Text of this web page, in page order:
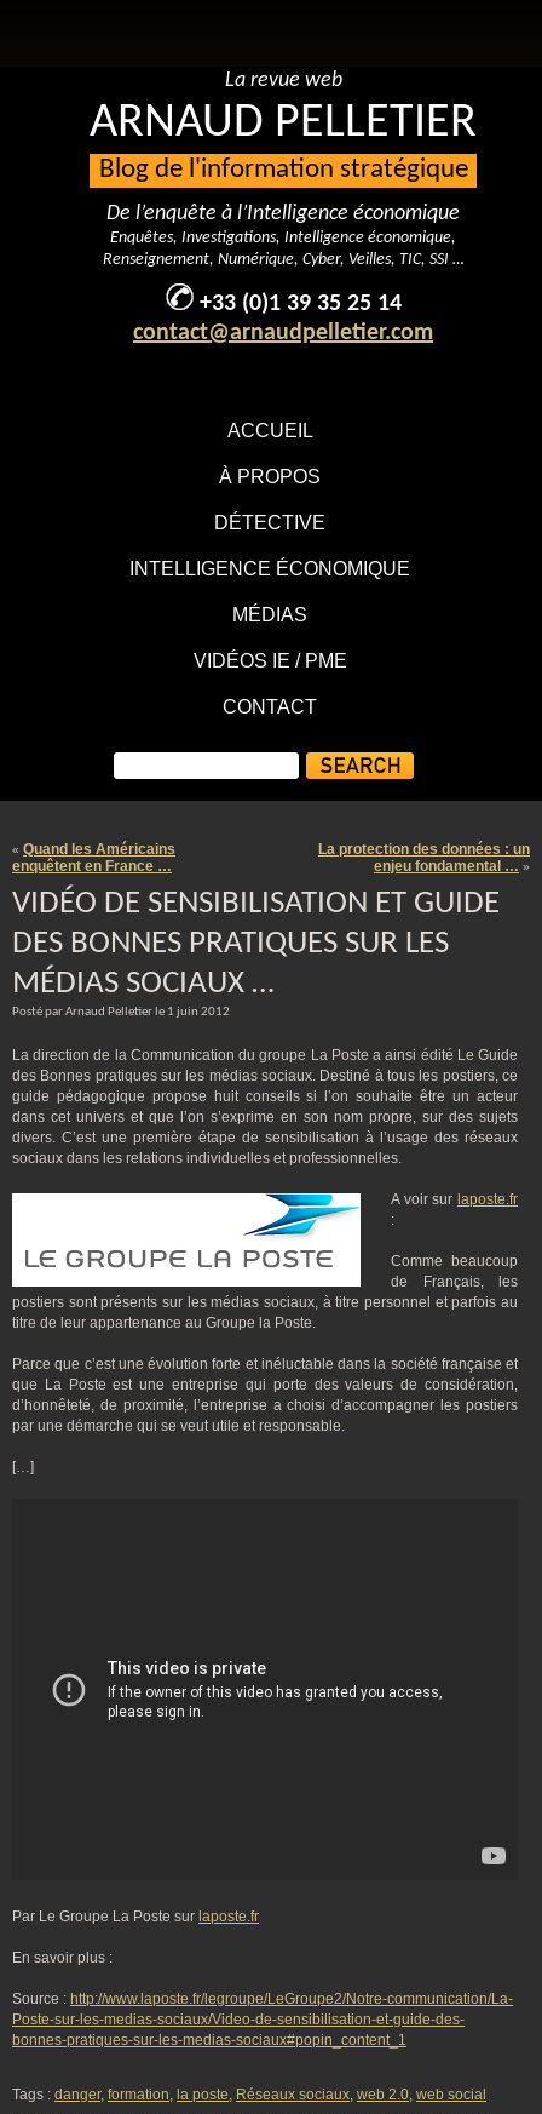
ACCUEIL
À PROPOS
DÉTECTIVE
INTELLIGENCE ÉCONOMIQUE
MÉDIAS
VIDÉOS IE / PME
CONTACT
La revue web
ARNAUD PELLETIER
Blog de l'information stratégique
De l’enquête à l’Intelligence économique
Enquêtes, Investigations, Intelligence économique,
Renseignement, Numérique, Cyber, Veilles, TIC, SSI …
+33 (0)1 39 35 25 14
contact@arnaudpelletier.com
« Quand les Américains
enquêtent en France …
La protection des données : un
enjeu fondamental … »
VIDÉO DE SENSIBILISATION ET GUIDE
DES BONNES PRATIQUES SUR LES
MÉDIAS SOCIAUX …
Posté par Arnaud Pelletier le 1 juin 2012
La direction de la Communication du groupe La Poste a ainsi édité Le Guide
des Bonnes pratiques sur les médias sociaux. Destiné à tous les postiers, ce
guide pédagogique propose huit conseils si l’on souhaite être un acteur
dans cet univers et que l’on s’exprime en son nom propre, sur des sujets
divers. C’est une première étape de sensibilisation à l’usage des réseaux
sociaux dans les relations individuelles et professionnelles.
A voir sur laposte.fr
:
Comme beaucoup
de Français, les
postiers sont présents sur les médias sociaux, à titre personnel et parfois au
titre de leur appartenance au Groupe la Poste.
Parce que c’est une évolution forte et inéluctable dans la société française et
que La Poste est une entreprise qui porte des valeurs de considération,
d’honnêteté, de proximité, l’entreprise a choisi d’accompagner les postiers
par une démarche qui se veut utile et responsable.
[…]
Par Le Groupe La Poste sur laposte.fr
En savoir plus :
Source : http://www.laposte.fr/legroupe/LeGroupe2/Notre-communication/La-
Poste-sur-les-medias-sociaux/Video-de-sensibilisation-et-guide-des-
bonnes-pratiques-sur-les-medias-sociaux#popin_content_1
Tags : danger, formation, la poste, Réseaux sociaux, web 2.0, web social